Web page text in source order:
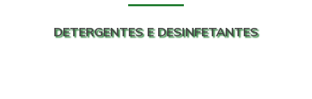
DETERGENTES E DESINFETANTES